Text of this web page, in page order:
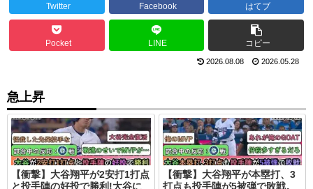
Twitter Facebook はてブ
Pocket LINE コピー
2026.08.08 2026.05.28
急上昇
【衝撃】大谷翔平が2安打1打点
と投手陣の好投で勝利!大谷に
【衝撃】大谷翔平が本塁打、3
打点も投手陣が5被弾で敗戦。